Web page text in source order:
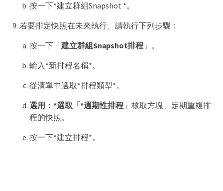
按一下*建立群組Snapshot *。
若要排定快照在未來執行、請執行下列步驟：
按一下「建立群組Snapshot排程」。
輸入*新排程名稱*。
從清單中選取*排程類型*。
選用：*選取「*週期性排程」核取方塊、定期重複排
程的快照。
按一下*建立排程*。